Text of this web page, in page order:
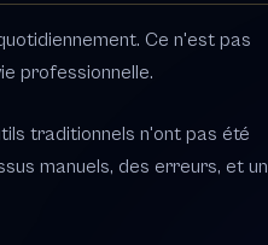
Ce n'est pas
professionnelle.
traditionnels n'ont pas été
manuels, des erreurs, et un